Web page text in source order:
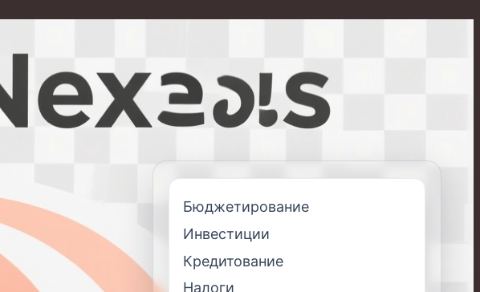
Бюджетирование
Инвестиции
Кредитование
Налоги